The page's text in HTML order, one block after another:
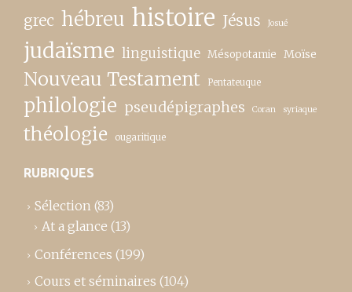
grec hébreu histoire Jésus Josué
judaïsme linguistique Mésopotamie Moïse
Nouveau Testament Pentateuque
philologie pseudépigraphes Coran syriaque
théologie ougaritique
RUBRIQUES
Sélection (83)
At a glance (13)
Conférences (199)
Cours et séminaires (104)